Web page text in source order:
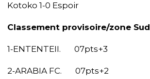
Kotoko 1-0 Espoir
Classement provisoire/zone Sud
1-ENTENTEII. 07pts+3
2-ARABIA FC. 07pts+2